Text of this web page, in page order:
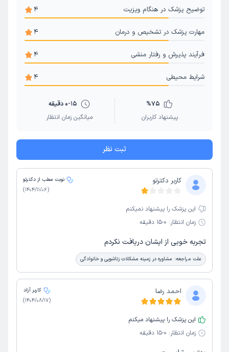
توضیح پزشک در هنگام ویزیت 4
مهارت پزشک در تشخیص و درمان 4
فرآیند پذیرش و رفتار منشی 4
شرایط محیطی 4
%75
پیشنهاد کاربران
0-15 دقیقه
میانگین زمان انتظار
ثبت نظر
کاربر دکترتو
نوبت مطب از دکترتو
(
1404/11/06
)
این پزشک را پیشنهاد نمیکنم
زمان انتظار: 0-15 دقیقه
تجربه خوبی از ایشان دریافت نکردم
علت مراجعه: مشاوره در زمینه مشکلات زناشویی و خانوادگی
احمد رضا
کاربر آزاد
(
1404/08/17
)
این پزشک را پیشنهاد میکنم
زمان انتظار: 0-15 دقیقه